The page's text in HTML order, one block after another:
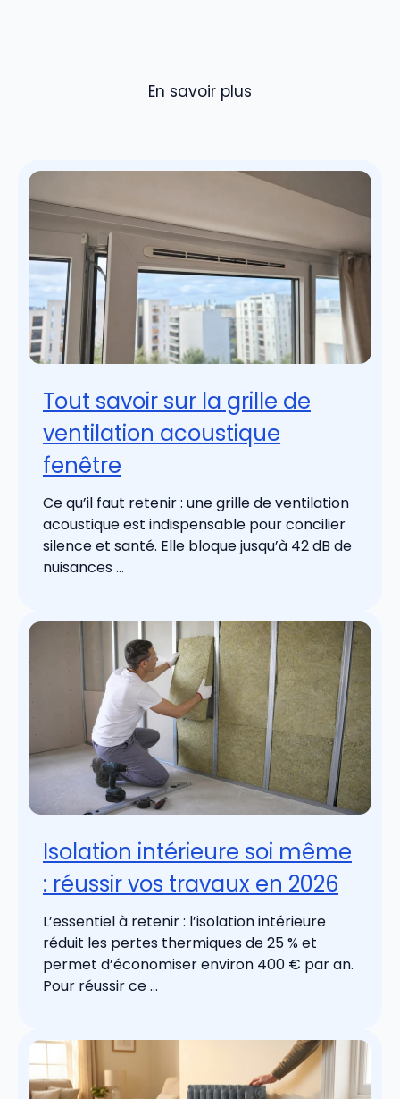
En savoir plus
Tout savoir sur la grille de
ventilation acoustique
fenêtre
Ce qu’il faut retenir : une grille de ventilation
acoustique est indispensable pour concilier
silence et santé. Elle bloque jusqu’à 42 dB de
nuisances ...
Isolation intérieure soi même
: réussir vos travaux en 2026
L’essentiel à retenir : l’isolation intérieure
réduit les pertes thermiques de 25 % et
permet d’économiser environ 400 € par an.
Pour réussir ce ...